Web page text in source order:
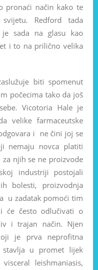
pronaći način kako te
Redford tada
je sada na glasu kao
i to na prilično velika
biti spomenut
počecima tako da još
Vicotoria Hale je
velike farmaceutske
i ne čini joj se
nemaju novca platiti
njih se ne proizvode
industriji postojali
bolesti, proizvodnja
u zadatak pomoći tim
će često odlučivati o
i trajan način. Njen
je prva neprofitna
stavlja u promet lijek
leishmaniasis,